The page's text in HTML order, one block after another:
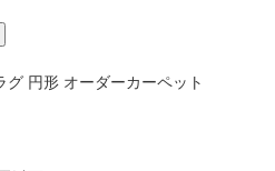
グ 円形 オーダーカーペット